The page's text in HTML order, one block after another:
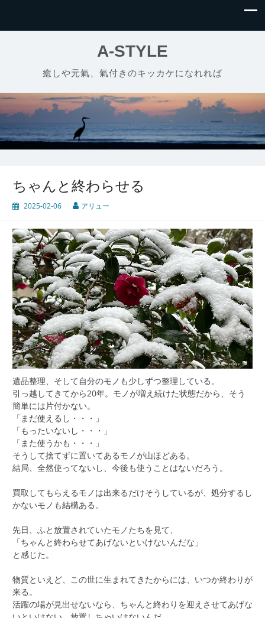
A-STYLE
癒しや元氣、氣付きのキッカケになれれば
ちゃんと終わらせる
2025-02-06 アリュー
遺品整理、そして自分のモノも少しずつ整理している。
引っ越してきてから20年。モノが増え続けた状態だから、そう
簡単には片付かない。
「まだ使えるし・・・」
「もったいないし・・・」
「また使うかも・・・」
そうして捨てずに置いてあるモノが山ほどある。
結局、全然使ってないし、今後も使うことはないだろう。
買取してもらえるモノは出来るだけそうしているが、処分するし
かないモノも結構ある。
先日、ふと放置されていたモノたちを見て、
「ちゃんと終わらせてあげないといけないんだな」
と感じた。
物質といえど、この世に生まれてきたからには、いつか終わりが
来る。
活躍の場が見出せないなら、ちゃんと終わりを迎えさせてあげな